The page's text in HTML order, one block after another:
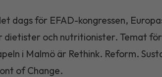
dags för EFAD-kongressen,
dietister och nutritionister. Temat
i Malmö är Rethink. Reform.
of Change.